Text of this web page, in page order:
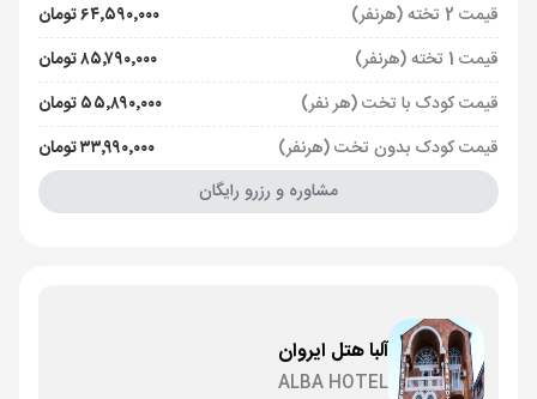
قیمت 2 تخته (هرنفر)
۶۴٬۵۹۰٬۰۰۰ تومان
قیمت 1 تخته (هرنفر)
۸۵٬۷۹۰٬۰۰۰ تومان
قیمت کودک با تخت (هر نفر)
۵۵٬۸۹۰٬۰۰۰ تومان
قیمت کودک بدون تخت (هرنفر)
۳۳٬۹۹۰٬۰۰۰ تومان
مشاوره و رزرو رایگان
آلبا هتل ایروان
ALBA HOTEL